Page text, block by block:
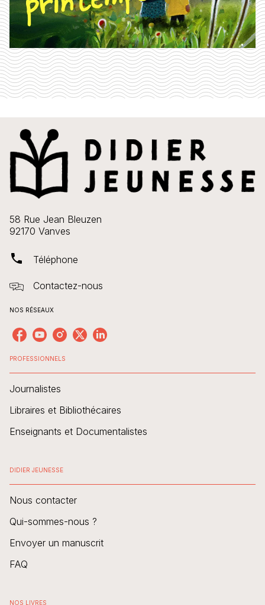
58 Rue Jean Bleuzen
92170 Vanves
phone Téléphone
Contactez-nous
NOS RÉSEAUX
PROFESSIONNELS
Journalistes
Libraires et Bibliothécaires
Enseignants et Documentalistes
DIDIER JEUNESSE
Nous contacter
Qui-sommes-nous ?
Envoyer un manuscrit
FAQ
NOS LIVRES